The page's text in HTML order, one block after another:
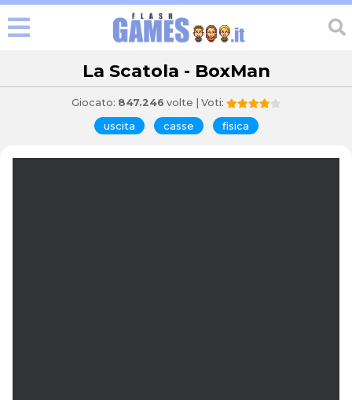
La Scatola - BoxMan
Giocato: 847.246 volte | Voti:
uscita casse fisica